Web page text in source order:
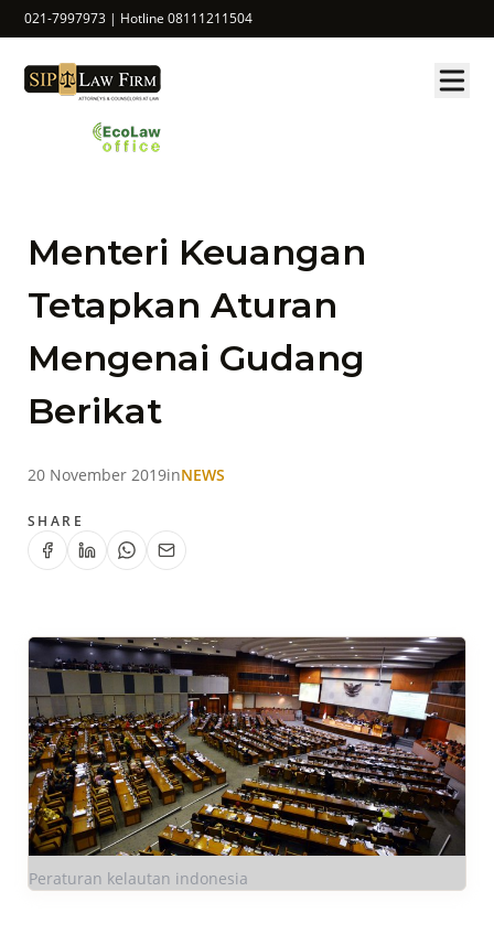
021-7997973 | Hotline 08111211504
Menteri Keuangan
Tetapkan Aturan
Mengenai Gudang
Berikat
20 November 2019inNEWS
SHARE
Peraturan kelautan indonesia